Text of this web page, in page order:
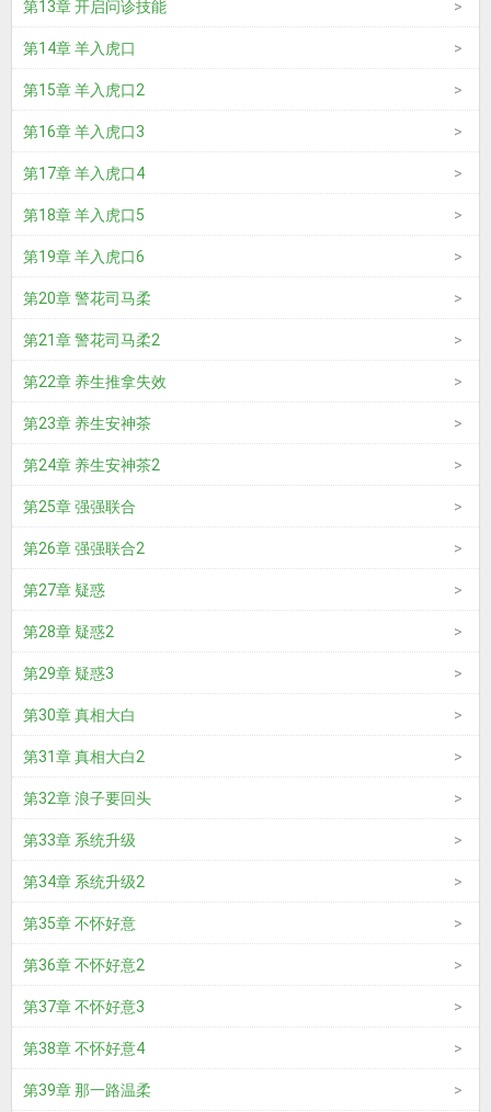
第13章 开启问诊技能
第14章 羊入虎口
第15章 羊入虎口2
第16章 羊入虎口3
第17章 羊入虎口4
第18章 羊入虎口5
第19章 羊入虎口6
第20章 警花司马柔
第21章 警花司马柔2
第22章 养生推拿失效
第23章 养生安神茶
第24章 养生安神茶2
第25章 强强联合
第26章 强强联合2
第27章 疑惑
第28章 疑惑2
第29章 疑惑3
第30章 真相大白
第31章 真相大白2
第32章 浪子要回头
第33章 系统升级
第34章 系统升级2
第35章 不怀好意
第36章 不怀好意2
第37章 不怀好意3
第38章 不怀好意4
第39章 那一路温柔